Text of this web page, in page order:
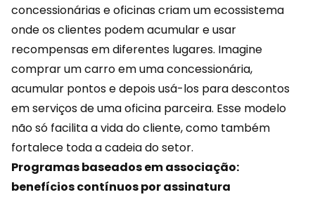
concessionárias e oficinas criam um ecossistema
onde os clientes podem acumular e usar
recompensasem diferentes lugares. Imagine
comprar um carro em uma concessionária,
acumular pontos e depois usá-los para descontos
em serviços de uma oficina parceira. Esse modelo
não só facilita a vida do cliente, como também
fortalece toda a cadeia do setor.
Programas baseados em associação:
benefícios contínuos por assinatura